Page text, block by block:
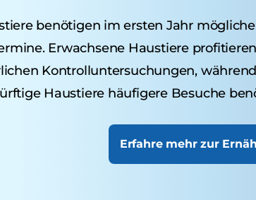
benötigen im ersten Jahr
Erwachsene Haustiere
Kontrolluntersuchungen,
Haustiere häufigere Besuche
Erfahre mehr zur